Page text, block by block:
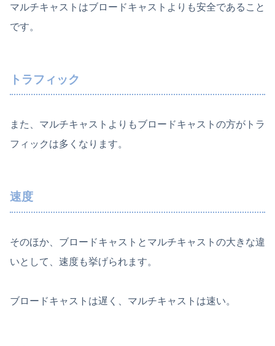
マルチキャストはブロードキャストよりも安全であること
です。
トラフィック
また、マルチキャストよりもブロードキャストの方がトラ
フィックは多くなります。
速度
そのほか、ブロードキャストとマルチキャストの大きな違
いとして、速度も挙げられます。
ブロードキャストは遅く、マルチキャストは速い。